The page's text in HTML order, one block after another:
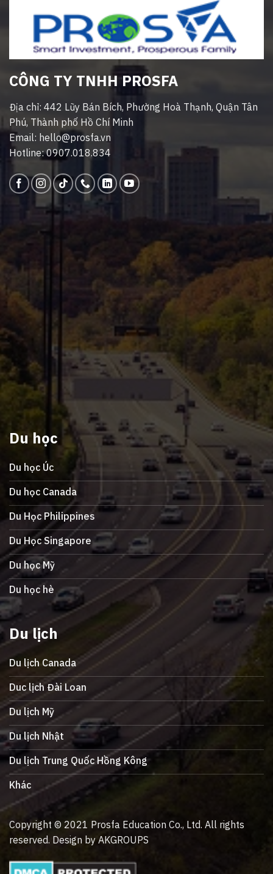
CÔNG TY TNHH PROSFA
Địa chỉ: 442 Lũy Bán Bích, Phường Hoà Thạnh, Quận Tân
Phú, Thành phố Hồ Chí Minh
Email: hello@prosfa.vn
Hotline: 0907.018.834
Du học
Du học Úc
Du học Canada
Du Học Philippines
Du Học Singapore
Du học Mỹ
Du học hè
Du lịch
Du lịch Canada
Duc lịch Đài Loan
Du lịch Mỹ
Du lịch Nhật
Du lịch Trung Quốc Hồng Kông
Khác
Copyright © 2021 Prosfa Education Co., Ltd. All rights
reserved. Design by AKGROUPS